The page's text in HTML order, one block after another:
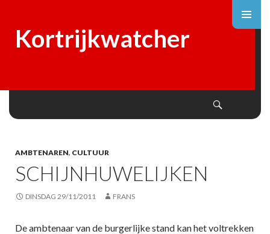
Kortrijkwatcher
AMBTENAREN, CULTUUR
SCHIJNHUWELIJKEN
DINSDAG 29/11/2011 FRANS
De ambtenaar van de burgerlijke stand kan het voltrekken